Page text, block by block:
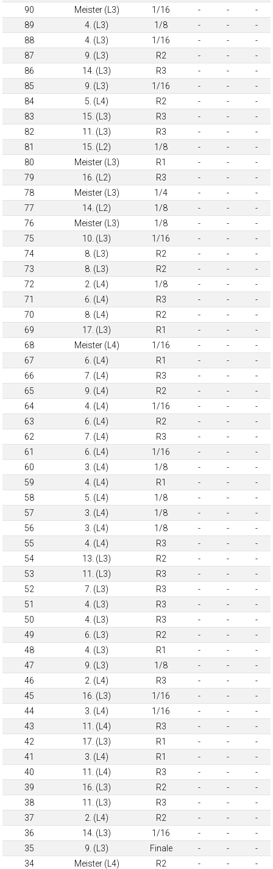
90 Meister (L3) 1/16 - -
-
89
4. (L3) 1/8 - -
-
88
4. (L3) 1/16 - -
-
87
9. (L3) R2 - -
-
86
14. (L3) R3 - -
-
85
9. (L3) 1/16 - -
-
84
5. (L4) R2 - -
-
83
15. (L3) R3 - -
-
82
11. (L3) R3 - -
-
81
15. (L2) 1/8 - -
-
80
Meister (L3) R1 - -
-
79
16. (L2) R3 - -
-
78
Meister (L3) 1/4 - -
-
77
14. (L2) 1/8 - -
-
76
Meister (L3) 1/8 - -
-
75
10. (L3) 1/16 - -
-
74
8. (L3) R2 - -
-
73
8. (L3) R2 - -
-
72
2. (L4) 1/8 - -
-
71
6. (L4) R3 - -
-
70
8. (L4) R2 - -
-
69
17. (L3) R1 - -
-
68
Meister (L4) 1/16 - -
-
67
6. (L4) R1 - -
-
66
7. (L4) R3 - -
-
65
9. (L4) R2 - -
-
64
4. (L4) 1/16 - -
-
63
6. (L4) R2 - -
-
62
7. (L4) R3 - -
-
61
6. (L4) 1/16 - -
-
60
3. (L4) 1/8 - -
-
59
4. (L4) R1 - -
-
58
5. (L4) 1/8 - -
-
57
3. (L4) 1/8 - -
-
56
3. (L4) 1/8 - -
-
55
4. (L4) R3 - -
-
54
13. (L3) R2 - -
-
53
11. (L3) R3 - -
-
52
7. (L3) R3 - -
-
51
4. (L3) R3 - -
-
50
4. (L3) R3 - -
-
49
6. (L3) R2 - -
-
48
4. (L3) R1 - -
-
47
9. (L3) 1/8 - -
-
46
2. (L4) R3 - -
-
45
16. (L3) 1/16 - -
-
44
3. (L4) 1/16 - -
-
43
11. (L4) R3 - -
-
42
17. (L3) R1 - -
-
41
3. (L4) R1 - -
-
40
11. (L4) R3 - -
-
39
16. (L3) R2 - -
-
38
11. (L3) R3 - -
-
37
2. (L4) R2 - -
-
36
14. (L3) 1/16 - -
-
35
9. (L3) Finale - -
-
34
Meister (L4) R2 - -
-